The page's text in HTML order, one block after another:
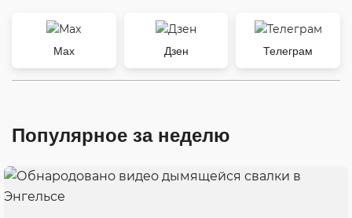
Max Дзен Телеграм
Популярное за неделю